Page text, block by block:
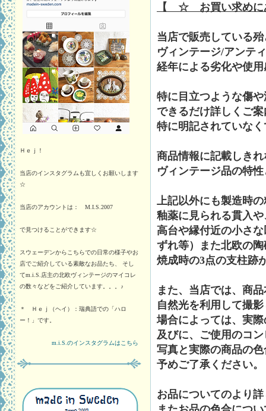
Ｈｅｊ！
当店のインスタグラムも宜しくお願いします
☆
当店のアカウントは： M.I.S.2007
で見つけることができます☆
スウェーデンからこちらでの日常の様子やお
店でご紹介している素敵なお品たち、 そし
てm.i.S.店主の北欧ヴィンテージのマイコレ
の数々などをご紹介しています。。。♪
＊ Ｈｅｊ（ヘイ）：瑞典語での「ハロ
ー！」です。
m.i.S.のインスタグラムはこちら
【 ☆ お買い求め
当店で販売している
ヴィンテージ/アンテ
経年による劣化や使
特に目立つような傷
できるだけ詳しくご
特に明記されていな
商品情報に記載しき
ヴィンテージ品の特
上記以外にも製造時
釉薬に見られる貫入
高台や縁付近の小さ
ずれ等）また北欧の
焼成時の3点の支柱跡
また、当店では、商
自然光を利用して撮
場合によっては、実
及びに、ご使用のコ
写真と実際の商品の
予めご了承ください。
お品についてのより